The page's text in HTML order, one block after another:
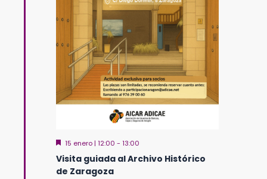
Visita guiada al Archivo Histórico
de Zaragoza
Destacado
15 enero | 12:00 - 13:00